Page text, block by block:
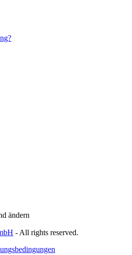
ändern
- All rights reserved.